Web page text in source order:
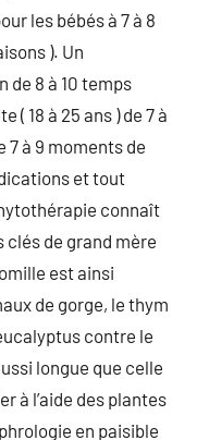
les bébés à 7 à 8
). Un
de 8 à 10 temps
( 18 à 25 ans ) de 7 à
7 à 9 moments de
et tout
connaît
de grand mère
est ainsi
de gorge, le thym
contre le
longue que celle
à l’aide des plantes
en paisible